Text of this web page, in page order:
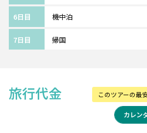
6日目 機中泊
7日目 帰国
旅行代金 このツアーの最
カレン